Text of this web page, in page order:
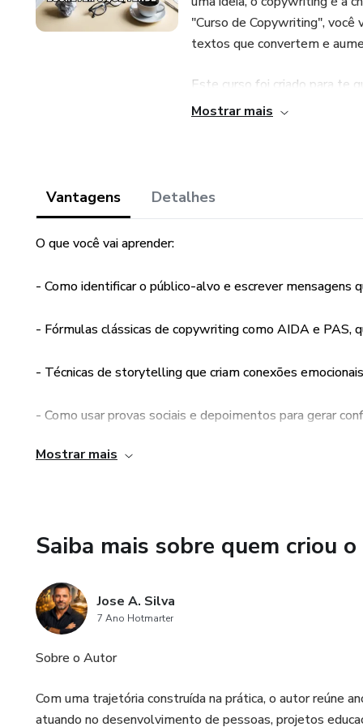
"Curso de Copywriting", você
textos que convertem e
Este curso foi criado para te
estratégias testadas e
clientes.
- Técnicas de storytelling que
- Como usar provas sociais e
Então nosso "Curso
Mostrar mais
Vantagens Detalhes
O que você vai aprender:
- Como identificar o público-alvo e escrever
- Fórmulas clássicas de copywriting como AIDA e PAS,
- Técnicas de storytelling que criam conexões
- Como usar provas sociais e depoimentos para gerar
- Métodos práticos para testar e otimizar suas copies,
Mostrar mais
Saiba mais sobre quem criou
Jose A. Silva
7 Ano Hotmarter
Sobre o Autor
Com uma trajetória construída na prática, o autor reúne
atuando no desenvolvimento de pessoas, projetos